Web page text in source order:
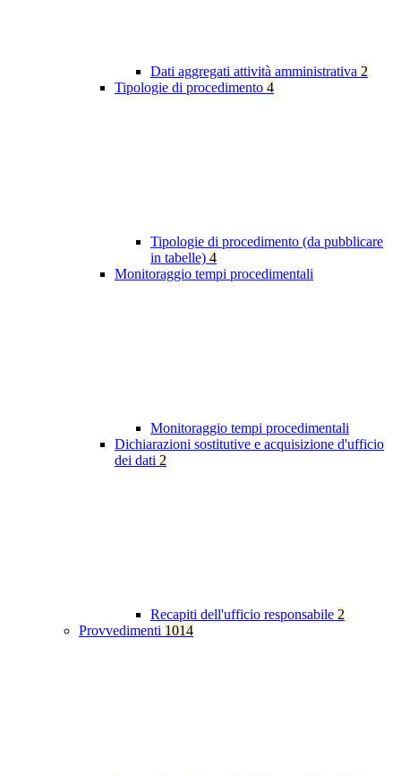
Dati aggregati attività amministrativa 2
Tipologie di procedimento 4
Tipologie di procedimento (da pubblicare
in tabelle) 4
Monitoraggio tempi procedimentali
Monitoraggio tempi procedimentali
Dichiarazioni sostitutive e acquisizione d'ufficio
dei dati 2
Recapiti dell'ufficio responsabile 2
Provvedimenti 1014